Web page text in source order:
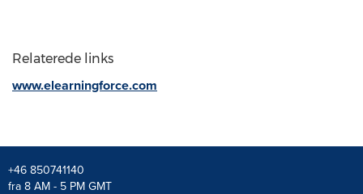
Relaterede links
www.elearningforce.com
+46 850741140
fra 8 AM - 5 PM GMT